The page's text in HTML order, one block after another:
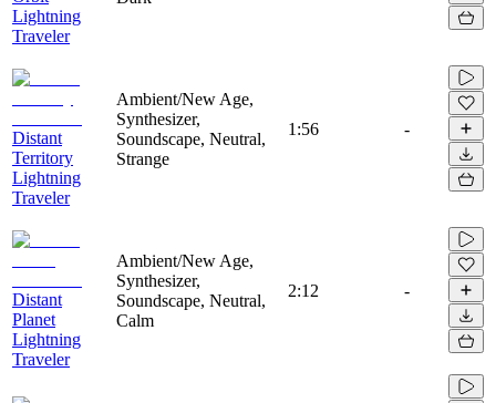
Lightning
Traveler
Distant
Territory
Lightning
Traveler
Ambient/New Age,
Synthesizer,
Soundscape, Neutral,
Strange
1:56 -
Distant
Planet
Lightning
Traveler
Ambient/New Age,
Synthesizer,
Soundscape, Neutral,
Calm
2:12 -